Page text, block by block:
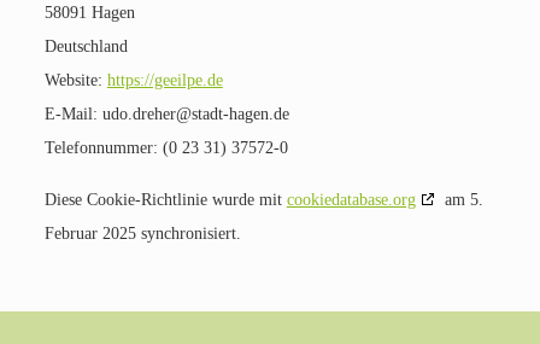
58091 Hagen
Deutschland
Website: https://geeilpe.de
E-Mail: udo.dreher@stadt-hagen.de
Telefonnummer: (0 23 31) 37572-0
Diese Cookie-Richtlinie wurde mit cookiedatabase.org
am 5.
Februar 2025 synchronisiert.